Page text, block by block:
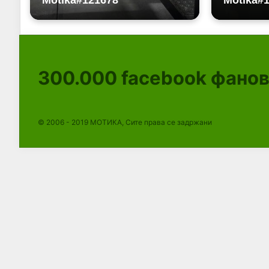
300.000 facebook
© 2006 - 2019 МОТИКА, Сите права се задржани